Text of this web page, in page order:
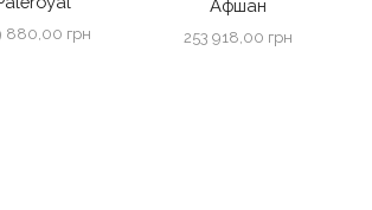
880,00 грн
Афшан
253 918,00 грн